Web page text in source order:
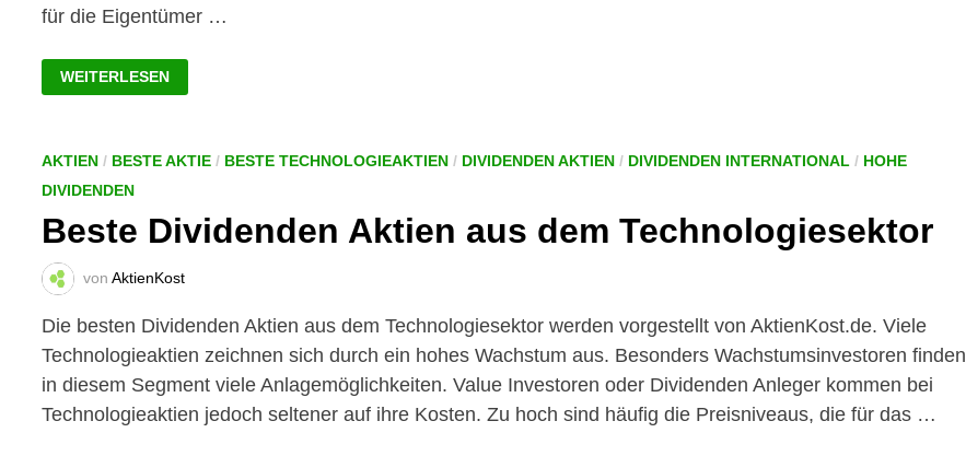
für die Eigentümer …
TECHNOLOGIE-
AKTIEN
MIT
GÜNSTIGER
WEITERLESEN
AKTIEN / BESTE AKTIE / BESTE TECHNOLOGIEAKTIEN / DIVIDENDEN AKTIEN / DIVIDENDEN INTERNATIONAL / HOHE
DIVIDENDEN
Beste Dividenden Aktien aus dem Technologiesektor
vonAktienKost
Die besten Dividenden Aktien aus dem Technologiesektor werden vorgestellt von AktienKost.de. Viele
Technologieaktien zeichnen sich durch ein hohes Wachstum aus. Besonders Wachstumsinvestoren finden
in diesem Segment viele Anlagemöglichkeiten. Value Investoren oder Dividenden Anleger kommen bei
Technologieaktien jedoch seltener auf ihre Kosten. Zu hoch sind häufig die Preisniveaus, die für das …